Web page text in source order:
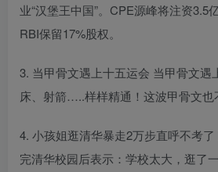
业“汉堡王中国”。CPE源峰将注资3.5
RBI保留17%股权。
3. 当甲骨文遇上十五运会 当甲骨文遇
床、射箭…..样样精通！这波甲骨文也
4. 小孩姐逛清华暴走2万步直呼不考
完清华校园后表示：学校太大，逛了